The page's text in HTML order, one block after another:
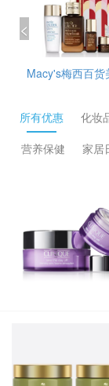
Macy's梅西百货美国官网现有这款Estée Lauder雅诗兰黛Repair+Renew小棕瓶4件套，套装价值$172，原价$107，目前折后$74.9，另外雅诗兰黛订单满$39.5赠4件套，需要通过转运公司运输回来
<
所有优惠 化妆
营养保健
家居